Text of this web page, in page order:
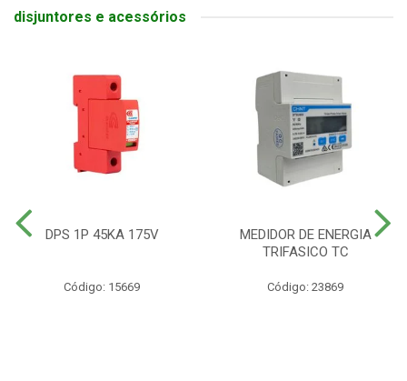
disjuntores e acessórios
DPS 1P 45KA 175V
Código: 15669
MEDIDOR DE ENERGIA
TRIFASICO TC
Código: 23869